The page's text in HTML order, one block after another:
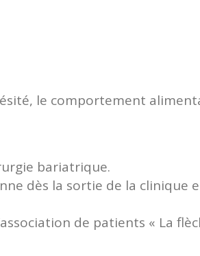
le comportement
bariatrique.
dès la sortie de la clinique
de patients « La